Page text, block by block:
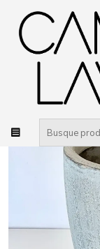
Inicio Deco garden